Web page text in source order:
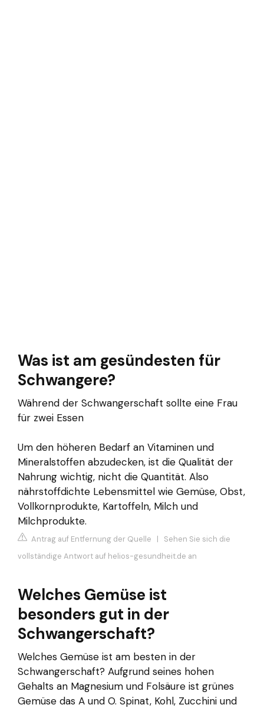
Was ist am gesündesten für
Schwangere?
Während der Schwangerschaft sollte eine Frau
für zwei Essen
Um den höheren Bedarf an Vitaminen und
Mineralstoffen abzudecken, ist die Qualität der
Nahrung wichtig, nicht die Quantität. Also
nährstoffdichte Lebensmittel wie Gemüse, Obst,
Vollkornprodukte, Kartoffeln, Milch und
Milchprodukte.
Antrag auf Entfernung der Quelle | Sehen Sie sich die
vollständige Antwort auf helios-gesundheit.de an
Welches Gemüse ist
besonders gut in der
Schwangerschaft?
Welches Gemüse ist am besten in der
Schwangerschaft? Aufgrund seines hohen
Gehalts an Magnesium und Folsäure ist grünes
Gemüse das A und O. Spinat, Kohl, Zucchini und